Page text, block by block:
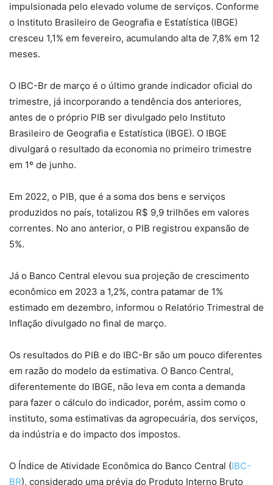
impulsionada pelo elevado volume de serviços. Conforme
o Instituto Brasileiro de Geografia e Estatística (IBGE)
cresceu 1,1% em fevereiro, acumulando alta de 7,8% em 12
meses.
O IBC-Br de março é o último grande indicador oficial do
trimestre, já incorporando a tendência dos anteriores,
antes de o próprio PIB ser divulgado pelo Instituto
Brasileiro de Geografia e Estatística (IBGE). O IBGE
divulgará o resultado da economia no primeiro trimestre
em 1º de junho.
Em 2022, o PIB, que é a soma dos bens e serviços
produzidos no país, totalizou R$ 9,9 trilhões em valores
correntes. No ano anterior, o PIB registrou expansão de
5%.
Já o Banco Central elevou sua projeção de crescimento
econômico em 2023 a 1,2%, contra patamar de 1%
estimado em dezembro, informou o Relatório Trimestral de
Inflação divulgado no final de março.
Os resultados do PIB e do IBC-Br são um pouco diferentes
em razão do modelo da estimativa. O Banco Central,
diferentemente do IBGE, não leva em conta a demanda
para fazer o cálculo do indicador, porém, assim como o
instituto, soma estimativas da agropecuária, dos serviços,
da indústria e do impacto dos impostos.
O Índice de Atividade Econômica do Banco Central (IBC-
BR), considerado uma prévia do Produto Interno Bruto